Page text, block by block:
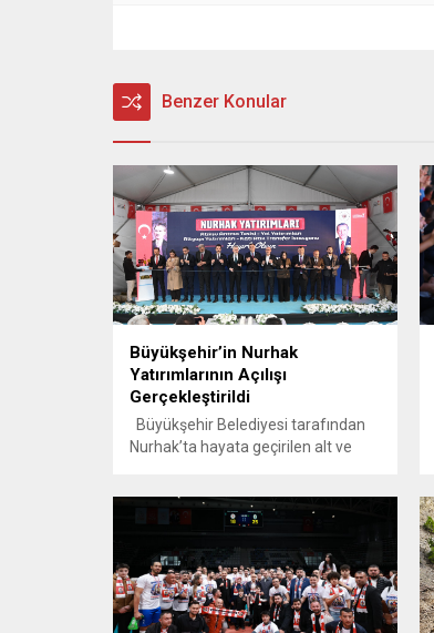
Benzer Konular
Büyükşehir’in Nurhak
Yatırımlarının Açılışı
Gerçekleştirildi
Büyükşehir Belediyesi tarafından
Nurhak’ta hayata geçirilen alt ve
Görgel, “Göreve geldiğimiz günden
bu yana geçen sürede,
Nurhak’ımıza bölgesel büyük
projelerle birlikte önemli yatırımlar
kazandırdık. Nurhak’ın geleceğine
katkı sağlayan bu yatırımların